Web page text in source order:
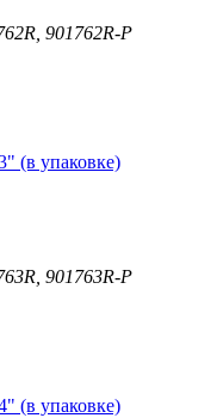
901762R-P
(в упаковке)
901763R-P
(в упаковке)